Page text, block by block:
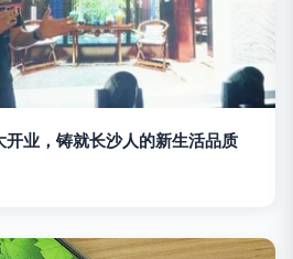
业，铸就长沙人的新生活品质